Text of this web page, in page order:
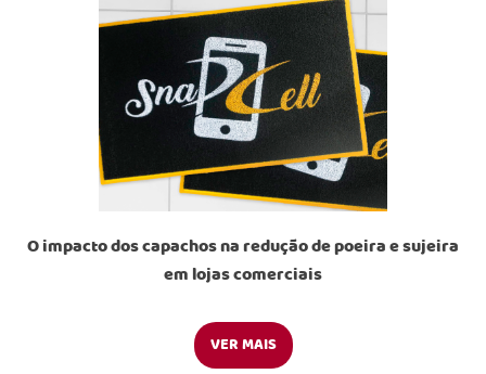
O impacto dos capachos na redução de poeira e sujeira
em lojas comerciais
VER MAIS